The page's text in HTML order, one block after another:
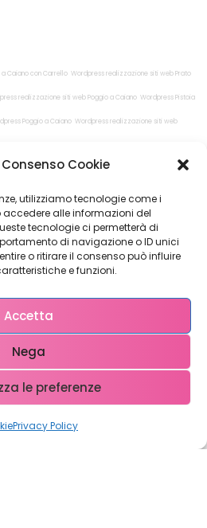
Cookie
utilizziamo tecnologie come i
alle informazioni del
tecnologie ci permetterà di
di navigazione o ID unici
o ritirare il consenso può influire
e funzioni.
Accetta
Nega
le preferenze
Privacy Policy
Caiano con Carrello Wordpress realizzazione siti web Prato
realizzazione siti web Poggio a Caiano Wordpress Pistoia
Poggio a Caiano Wordpress realizzazione siti web